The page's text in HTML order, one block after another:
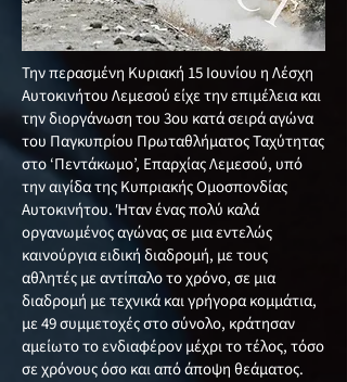
Την περασμένη Κυριακή 15 Ιουνίου η Λέσχη
Αυτοκινήτου Λεμεσού είχε την επιμέλεια και
την διοργάνωση του 3ου κατά σειρά αγώνα
του Παγκυπρίου Πρωταθλήματος Ταχύτητας
στο ‘Πεντάκωμο’, Επαρχίας Λεμεσού, υπό
την αιγίδα της Κυπριακής Ομοσπονδίας
Αυτοκινήτου. Ήταν ένας πολύ καλά
οργανωμένος αγώνας σε μια εντελώς
καινούργια ειδική διαδρομή, με τους
αθλητές με αντίπαλο το χρόνο, σε μια
διαδρομή με τεχνικά και γρήγορα κομμάτια,
με 49 συμμετοχές στο σύνολο, κράτησαν
αμείωτο το ενδιαφέρον μέχρι το τέλος, τόσο
σε χρόνους όσο και από άποψη θεάματος.